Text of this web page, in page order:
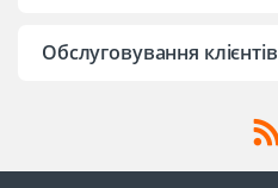
Обслуговування клієнтів